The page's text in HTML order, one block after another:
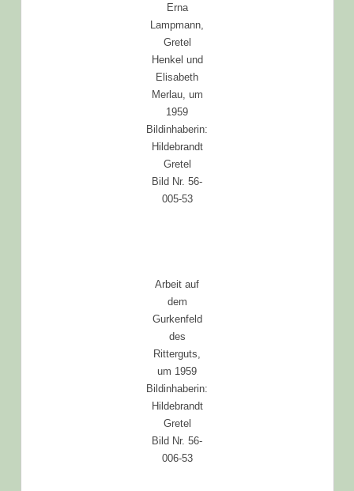
Erna
Lampmann,
Gretel
Henkel und
Elisabeth
Merlau, um
1959
Bildinhaberin:
Hildebrandt
Gretel
Bild Nr. 56-
005-53
Arbeit auf
dem
Gurkenfeld
des
Ritterguts,
um 1959
Bildinhaberin:
Hildebrandt
Gretel
Bild Nr. 56-
006-53